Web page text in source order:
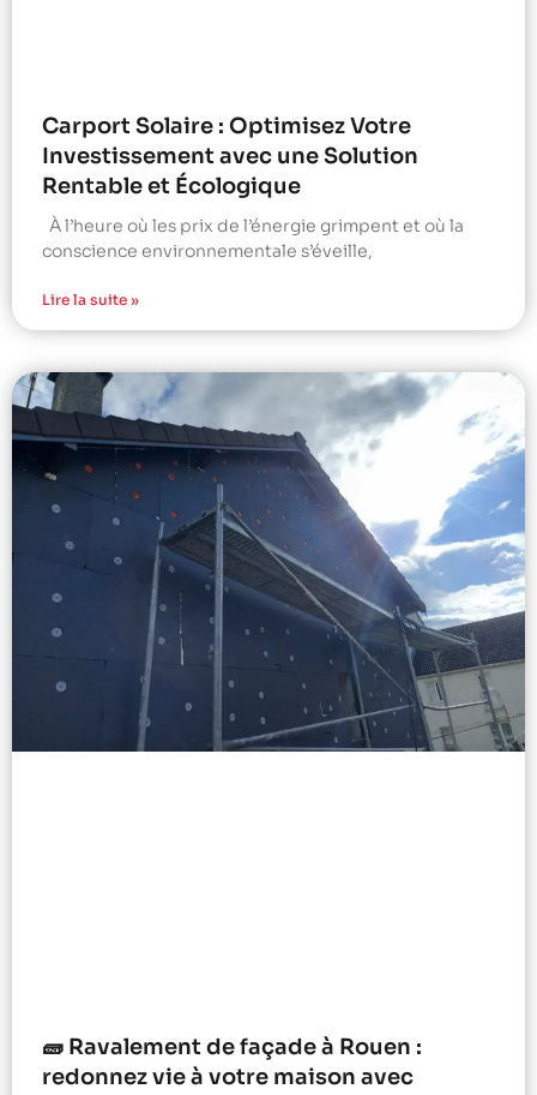
Carport Solaire : Optimisez Votre
Investissement avec une Solution
Rentable et Écologique
À l’heure où les prix de l’énergie grimpent et où la
conscience environnementale s’éveille,
Lire la suite »
🧱 Ravalement de façade à Rouen :
redonnez vie à votre maison avec